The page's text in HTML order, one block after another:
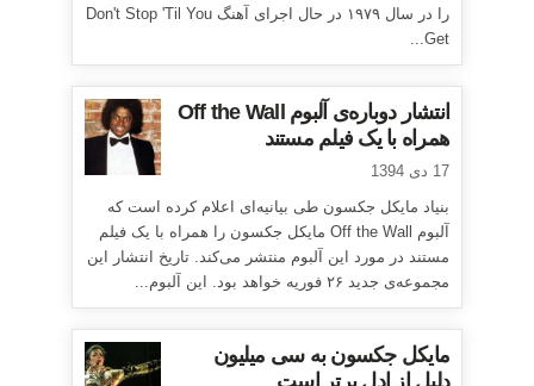
را در سال ۱۹۷۹ در حال اجرای آهنگ Don't Stop 'Til You
Get...
انتشار دوباره‌ی آلبوم Off the Wall
همراه با یک فیلم مستند
17 دی 1394
بنیاد مایکل جکسون طی بیانیه‌ای اعلام کرده است که
آلبوم Off the Wall مایکل جکسون را همراه با یک فیلم
مستند در مورد این آلبوم منتشر می‌کند. تاریخ انتشار این
مجموعه‌ی جدید ۲۶ فوریه خواهد بود. این آلبوم...
مایکل جکسون به سی میلیون
دلیل از ادل برتر است